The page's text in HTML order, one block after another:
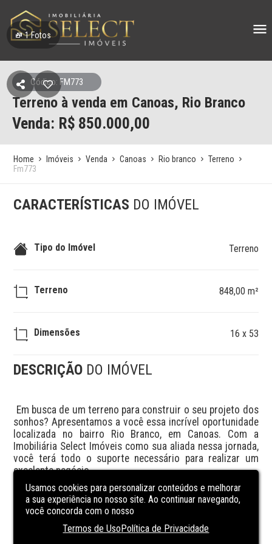
1Fotos
Código: FM773
Terreno à venda em Canoas, Rio Branco
Venda: R$ 850.000,00
Home Imóveis Venda Canoas Rio branco
Terreno
Fm773
CARACTERÍSTICAS DO IMÓVEL
Tipo do Imóvel Terreno
Terreno 848,00 m²
Dimensões 16 x 53
DESCRIÇÃO DO IMÓVEL
sonhos? Apresentamos a você essa incrível oportunidade
localizada no bairro Rio Branco, em Canoas. Com a
Imobiliária Select Imóveis como sua aliada nessa jornada,
você terá todo o suporte necessário para realizar um
excelente negócio.
pronto para receber a construção que você sempre
diversos serviços e com fácil acesso a vias importantes,
Usamos cookies para personalizar conteúdos e melhorar
a sua experiência no nosso site. Ao continuar navegando,
você concorda com o nosso
Termos de UsoPolítica de Privacidade